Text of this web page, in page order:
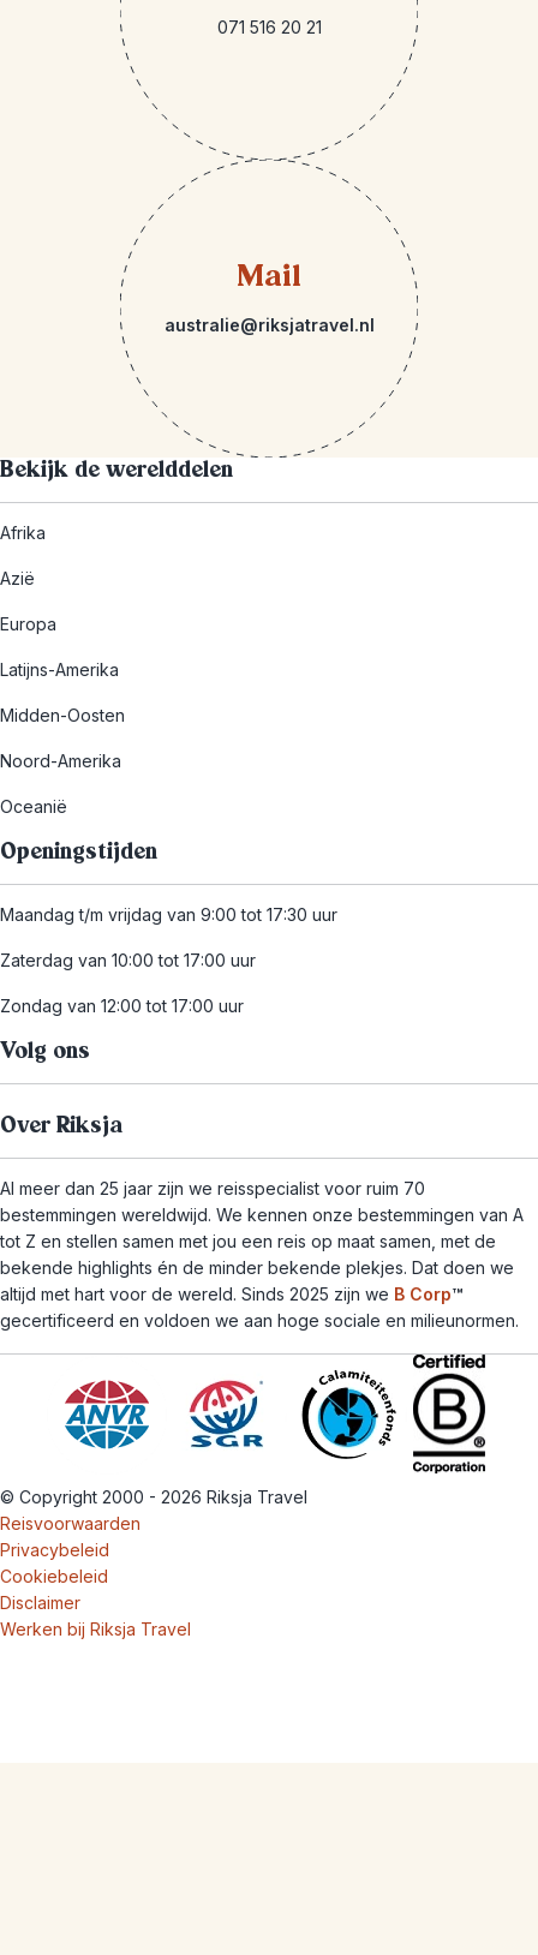
071 516 20 21
Mail
australie@riksjatravel.nl
Bekijk de werelddelen
Afrika
Azië
Europa
Latijns-Amerika
Midden-Oosten
Noord-Amerika
Oceanië
Openingstijden
Maandag t/m vrijdag van 9:00 tot 17:30 uur
Zaterdag van 10:00 tot 17:00 uur
Zondag van 12:00 tot 17:00 uur
Volg ons
Over Riksja
Al meer dan 25 jaar zijn we reisspecialist voor ruim 70
bestemmingen wereldwijd. We kennen onze bestemmingen van A
tot Z en stellen samen met jou een reis op maat samen, met de
bekende highlights én de minder bekende plekjes. Dat doen we
altijd met hart voor de wereld. Sinds 2025 zijn we B Corp™
gecertificeerd en voldoen we aan hoge sociale en milieunormen.
© Copyright 2000 - 2026 Riksja Travel
Reisvoorwaarden
Privacybeleid
Cookiebeleid
Disclaimer
Werken bij Riksja Travel